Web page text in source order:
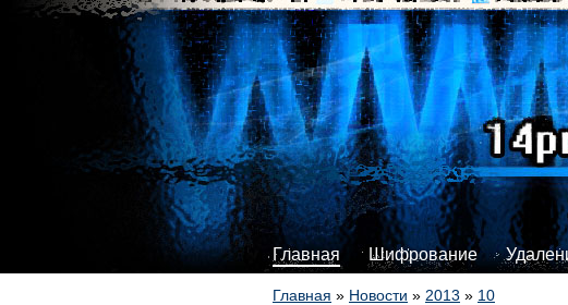
Главная Шифрование
Главная » Новости » 2013 » 10